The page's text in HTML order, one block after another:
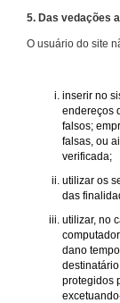
5. Das vedações
O usuário do site
inserir no
endereços
falsos;
falsas, ou
verificada;
utilizar os
das
utilizar, no
dano
protegidos